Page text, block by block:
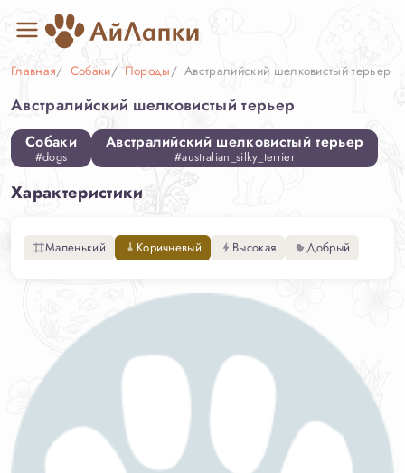
Главная Собаки Породы Австралийский шелковистый терьер
Австралийский шелковистый терьер
Собаки
#dogs
Австралийский шелковистый терьер
#australian_silky_terrier
Характеристики
Маленький Коричневый Высокая Добрый